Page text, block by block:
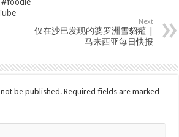
Next
仅在沙巴发现的婆罗洲雪貂獾 |
马来西亚每日快报
be published. Required fields are marked